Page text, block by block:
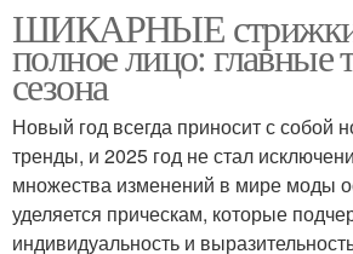
ШИКАРНЫЕ стрижки
полное лицо: главные
сезона
Новый год всегда приносит с собой
тренды, и 2025 год не стал
множества изменений в мире моды
уделяется прическам, которые
индивидуальность и